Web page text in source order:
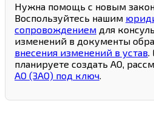
Нужна помощь с новым
Воспользуйтесь нашим
сопровождением для
изменений в документы
внесения изменений в устав.
планируете создать АО,
АО (ЗАО) под ключ.